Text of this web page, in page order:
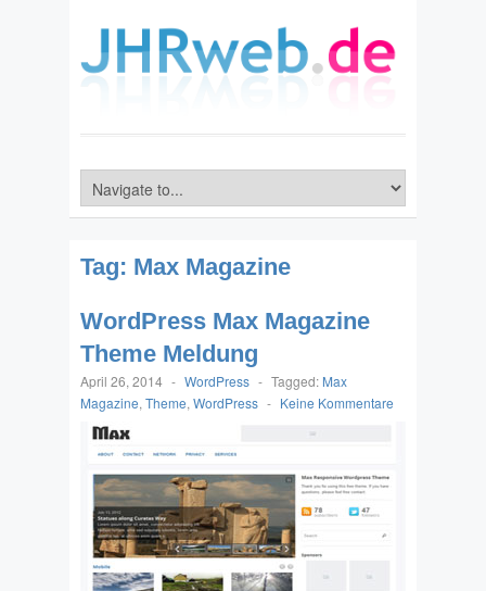
Tag: Max Magazine
WordPress Max Magazine
Theme Meldung
April 26, 2014 - WordPress - Tagged: Max
Magazine, Theme, WordPress - Keine Kommentare